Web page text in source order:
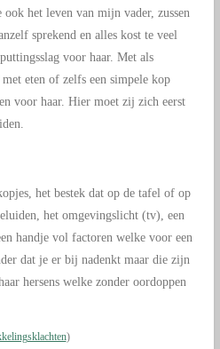
het leven van mijn vader, zussen
sprekend en alles kost te veel
voor haar. Met als
eten of zelfs een simpele kop
voor haar. Hier moet zij zich eerst
het bestek dat op de tafel of op
het omgevingslicht (tv), een
handje vol factoren welke voor een
dat je er bij nadenkt maar die zijn
hersens welke zonder oordoppen
)